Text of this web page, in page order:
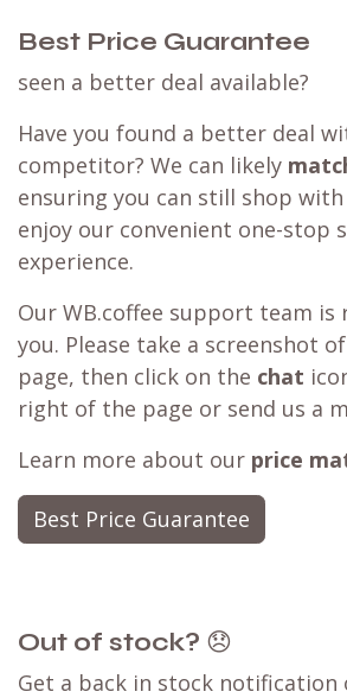
Best Price Guarantee
seen a better deal available?
Have you found a better deal
competitor? We can likely
ensuring you can still shop with
enjoy our convenient one-stop
experience.
Our WB.coffee support team is
you. Please take a screenshot
page, then click on the chat
right of the page or send us a
Learn more about our price
Best Price Guarantee
Out of stock? 😞
Get a back in stock notification